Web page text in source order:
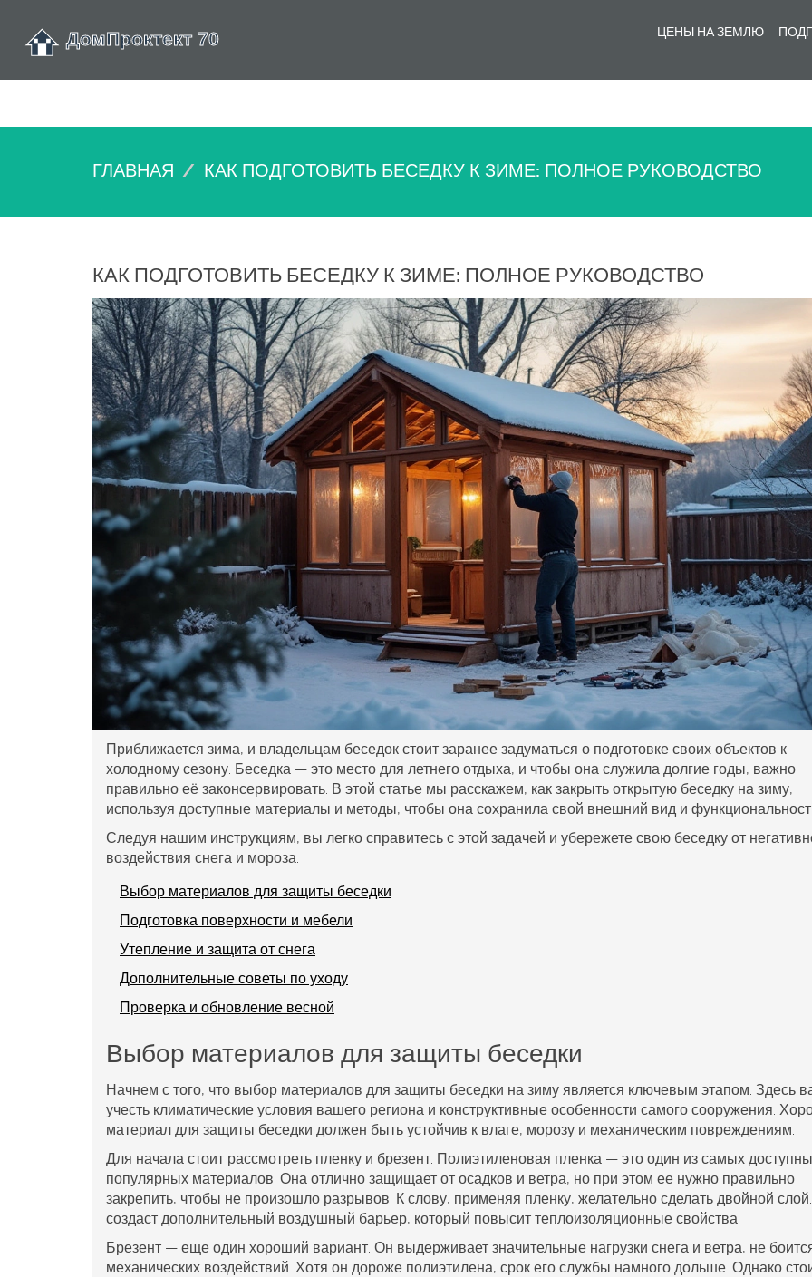
ЦЕНЫ НА ЗЕМЛЮ
ГЛАВНАЯ КАК ПОДГОТОВИТЬ БЕСЕДКУ К ЗИМЕ: ПОЛНОЕ РУКОВОДСТВО
КАК ПОДГОТОВИТЬ БЕСЕДКУ К ЗИМЕ: ПОЛНОЕ РУКОВОДСТВО
Приближается зима, и владельцам беседок стоит заранее задуматься о подготовке своих объектов к
холодному сезону. Беседка — это место для летнего отдыха, и чтобы она служила долгие годы, важно
правильно её законсервировать. В этой статье мы расскажем, как закрыть открытую беседку на зиму,
используя доступные материалы и методы, чтобы она сохранила свой внешний вид и
Следуя нашим инструкциям, вы легко справитесь с этой задачей и убережете свою беседку от
воздействия снега и мороза.
Выбор материалов для защиты беседки
Подготовка поверхности и мебели
Утепление и защита от снега
Дополнительные советы по уходу
Проверка и обновление весной
Выбор материалов для защиты беседки
Начнем с того, что выбор материалов для защиты беседки на зиму является ключевым этапом. Здесь
учесть климатические условия вашего региона и конструктивные особенности самого сооружения.
материал для защиты беседки должен быть устойчив к влаге, морозу и механическим повреждениям.
Для начала стоит рассмотреть пленку и брезент. Полиэтиленовая пленка — это один из самых
популярных материалов. Она отлично защищает от осадков и ветра, но при этом ее нужно правильно
закрепить, чтобы не произошло разрывов. К слову, применяя пленку, желательно сделать двойной
создаст дополнительный воздушный барьер, который повысит теплоизоляционные свойства.
Брезент — еще один хороший вариант. Он выдерживает значительные нагрузки снега и ветра, не
механических воздействий. Хотя он дороже полиэтилена, срок его службы намного дольше. Однако